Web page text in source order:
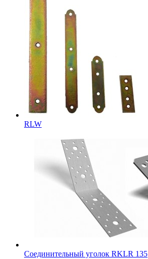
RLW
Соединительный уголок RKLR 135